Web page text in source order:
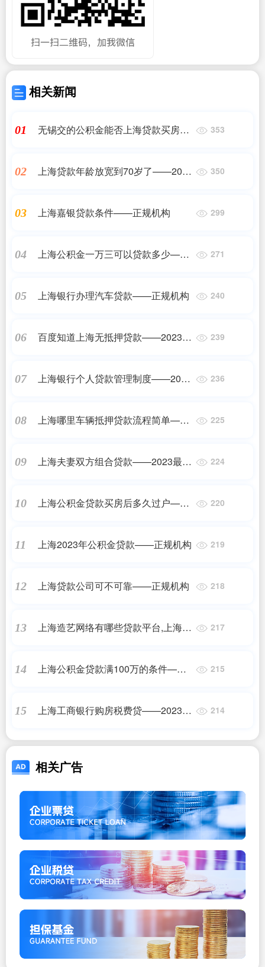
相关新闻
01
无锡交的公积金能否上海贷款买房
353
02
上海贷款年龄放宽到70岁了——2023
350
03 上海嘉银贷款条件——正规机构 299
04
上海公积金一万三可以贷款多少——
271
05 上海银行办理汽车贷款——正规机构 240
06
百度知道上海无抵押贷款——2023最
239
07
上海银行个人贷款管理制度——2023
236
08
上海哪里车辆抵押贷款流程简单——
225
09
上海夫妻双方组合贷款——2023最新
224
10
上海公积金贷款买房后多久过户——
220
11 上海2023年公积金贷款——正规机构 219
12 上海贷款公司可不可靠——正规机构 218
13
上海造艺网络有哪些贷款平台,上海浦
217
14
上海公积金贷款满100万的条件——
215
15
上海工商银行购房税费贷——2023最
214
相关广告